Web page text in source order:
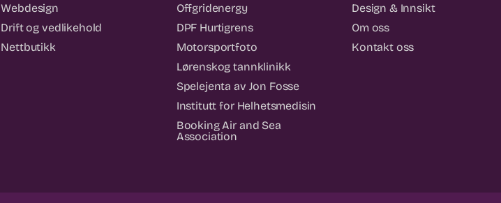
Webdesign
Drift og vedlikehold
Nettbutikk
Offgridenergy
DPF Hurtigrens
Motorsportfoto
Lørenskog tannklinikk
Spelejenta av Jon Fosse
Institutt for Helhetsmedisin
Booking Air and Sea
Association
Design & Innsikt
Om oss
Kontakt oss